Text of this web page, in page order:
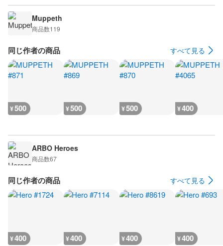
Muppeth
商品数119
同じ作者の商品 すべて見る
¥500 ¥500 ¥500 ¥400
ARBO Heroes
商品数67
同じ作者の商品 すべて見る
¥400 ¥400 ¥400 ¥400